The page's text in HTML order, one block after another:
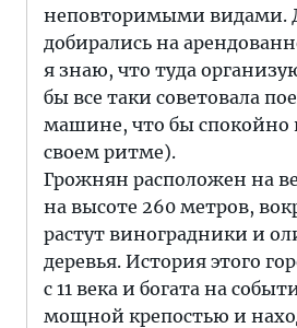
неповторимыми видами.
добирались на
я знаю, что туда
бы все таки советовала
машине, что бы спокойно
своем ритме).
Грожнян расположен на
на высоте 260 метров,
растут виноградники и
деревья. История этого
с 11 века и богата на
мощной крепостью и